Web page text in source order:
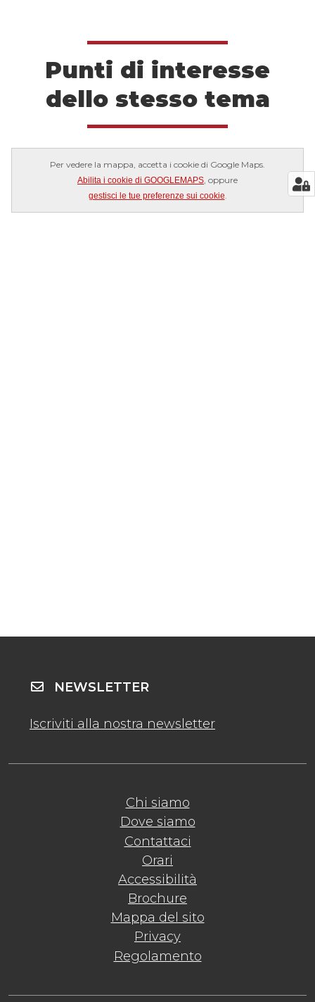
Punti di interesse
dello stesso tema
Per vedere la mappa, accetta i cookie di Google Maps.
Abilita i cookie di GOOGLEMAPS, oppure
gestisci le tue preferenze sui cookie.
Chi siamo
Dove siamo
Contattaci
Orari
Accessibilità
Brochure
Mappa del sito
Privacy
Regolamento
NEWSLETTER
Iscriviti alla nostra newsletter